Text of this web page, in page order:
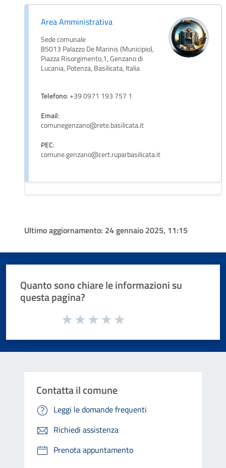
Area Amministrativa
Sede comunale
85013 Palazzo De Marinis (Municipio),
Piazza Risorgimento,1, Genzano di
Lucania, Potenza, Basilicata, Italia
Telefono: +39 0971 193 757 1
Email:
comunegenzano@rete.basilicata.it
PEC:
comune.genzano@cert.ruparbasilicata.it
Ultimo aggiornamento: 24 gennaio 2025, 11:15
Quanto sono chiare le informazioni su
questa pagina?
Valuta da 1 a 5 stelle la pagina
Contatta il comune
Leggi le domande frequenti
Richiedi assistenza
Prenota appuntamento